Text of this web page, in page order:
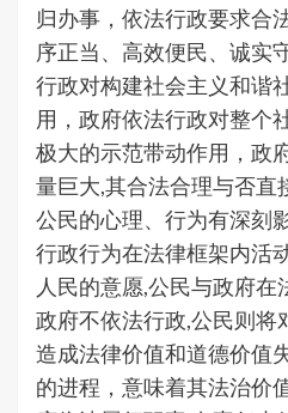
归办事，依法行政要求合
序正当、高效便民、诚实
行政对构建社会主义和谐
用，政府依法行政对整个
极大的示范带动作用，政
量巨大,其合法合理与否直
公民的心理、行为有深刻
行政行为在法律框架内活
人民的意愿,公民与政府在
政府不依法行政,公民则将
造成法律价值和道德价值
的进程，意味着其法治价